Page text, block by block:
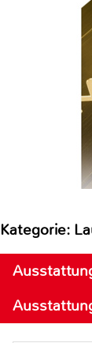
Kategorie: